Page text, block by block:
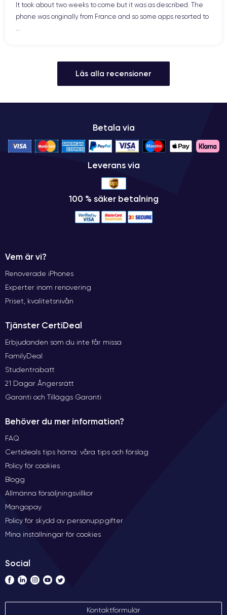
It took about two weeks to come but it was as described. The
phone was originally from France and so some apps resorted to
Läs alla recensioner
Betala via
Leverans via
100 % säker betalning
Vem är vi?
Renoverade iPhones
Experter inom renovering
Priset, kvalitetsnivån
Tjänster CertiDeal
Erbjudanden som du inte får missa
FamilyDeal
Studentrabatt
21 Dagar Ångersrätt
Garanti och Tilläggs Garanti
Behöver du mer information?
FAQ
Certideals tips hörna: våra tips och förslag
Policy för cookies
Blogg
Allmänna försäljningsvillkor
Mangopay
Policy för skydd av personuppgifter
Mina inställningar för cookies
Social
Kontaktformulär